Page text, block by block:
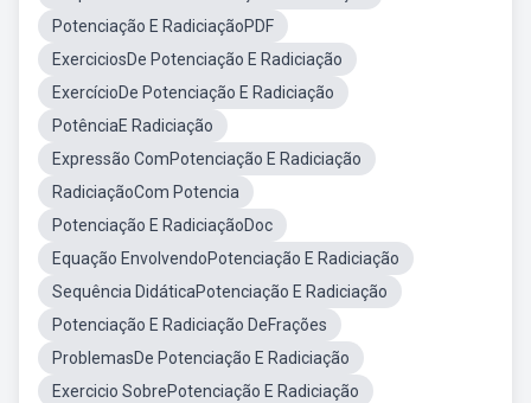
Potenciação E RadiciaçãoPDF
ExerciciosDe Potenciação E Radiciação
ExercícioDe Potenciação E Radiciação
PotênciaE Radiciação
Expressão ComPotenciação E Radiciação
RadiciaçãoCom Potencia
Potenciação E RadiciaçãoDoc
Equação EnvolvendoPotenciação E Radiciação
Sequência DidáticaPotenciação E Radiciação
Potenciação E Radiciação DeFrações
ProblemasDe Potenciação E Radiciação
Exercicio SobrePotenciação E Radiciação